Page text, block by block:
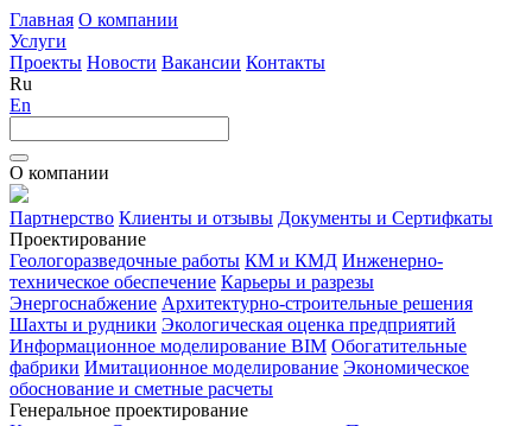
Главная О компании
Услуги
Проекты Новости Вакансии Контакты
Ru
En
О компании
Партнерство Клиенты и отзывы Документы и Сертифкаты
Проектирование
Геологоразведочные работы КМ и КМД Инженерно-
техническое обеспечение Карьеры и разрезы
Энергоснабжение Архитектурно-строительные решения
Шахты и рудники Экологическая оценка предприятий
Информационное моделирование BIM Обогатительные
фабрики Имитационное моделирование Экономическое
обоснование и сметные расчеты
Генеральное проектирование